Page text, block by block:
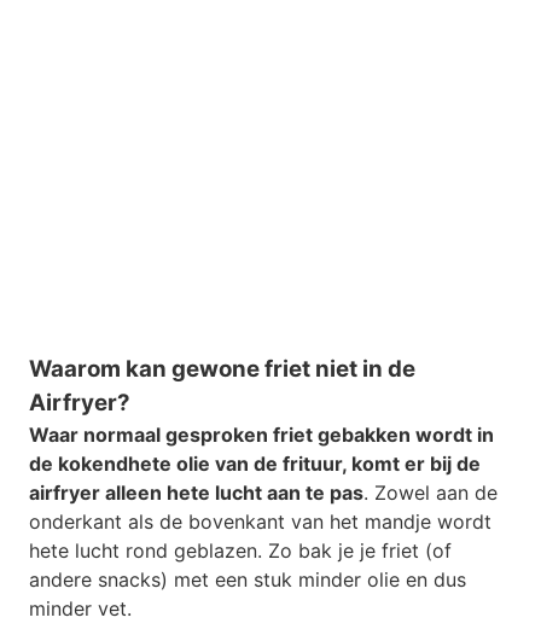
Waarom kan gewone friet niet in de
Airfryer?
Waar normaal gesproken friet gebakken wordt in
de kokendhete olie van de frituur, komt er bij de
airfryer alleen hete lucht aan te pas. Zowel aan de
onderkant als de bovenkant van het mandje wordt
hete lucht rond geblazen. Zo bak je je friet (of
andere snacks) met een stuk minder olie en dus
minder vet.